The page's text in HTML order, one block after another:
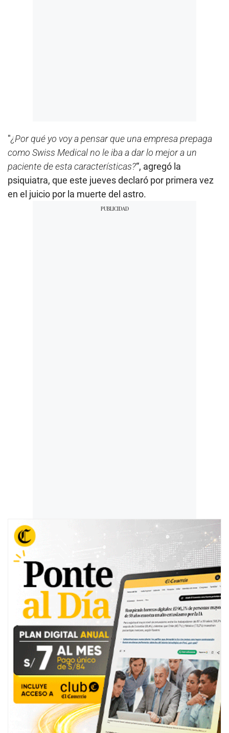
"¿Por qué yo voy a pensar que una empresa prepaga
como Swiss Medical no le iba a dar lo mejor a un
paciente de esta características?“, agregó la
psiquiatra, que este jueves declaró por primera vez
en el juicio por la muerte del astro.